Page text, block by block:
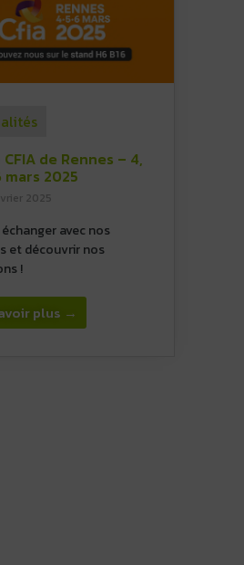
de Rennes – 4,
mars 2025
2025
avec nos
et découvrir nos
!
plus →